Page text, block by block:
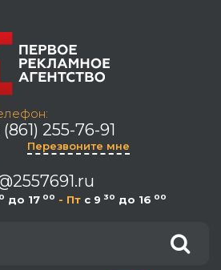
255-76-91
Перезвоните мне
до 17 00 - Пт c 9 30 до 16 00